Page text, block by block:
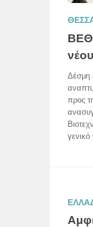
Δέσμη
προς